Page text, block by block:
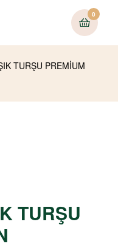
0
TURŞU PREMİUM
TURŞU